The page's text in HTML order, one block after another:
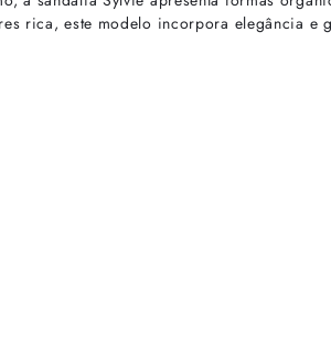
rica, este modelo incorpora elegância e